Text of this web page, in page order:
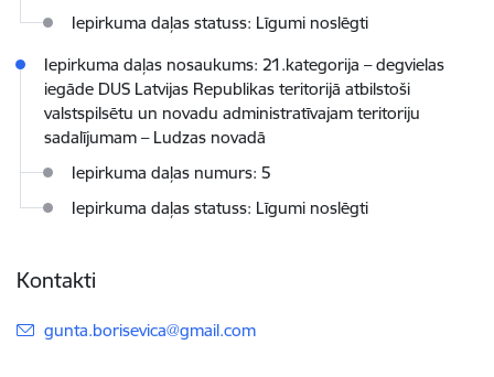
Iepirkuma daļas statuss: Līgumi noslēgti
Iepirkuma daļas nosaukums: 21.kategorija – degvielas
iegāde DUS Latvijas Republikas teritorijā atbilstoši
valstspilsētu un novadu administratīvajam teritoriju
sadalījumam – Ludzas novadā
Iepirkuma daļas numurs: 5
Iepirkuma daļas statuss: Līgumi noslēgti
Kontakti
E-pasts:
gunta.borisevica@gmail.com